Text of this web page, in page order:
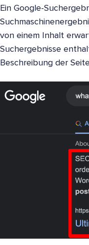
Ein Google-
von einem Inhalt
Suchergebnisse
Beschreibung der